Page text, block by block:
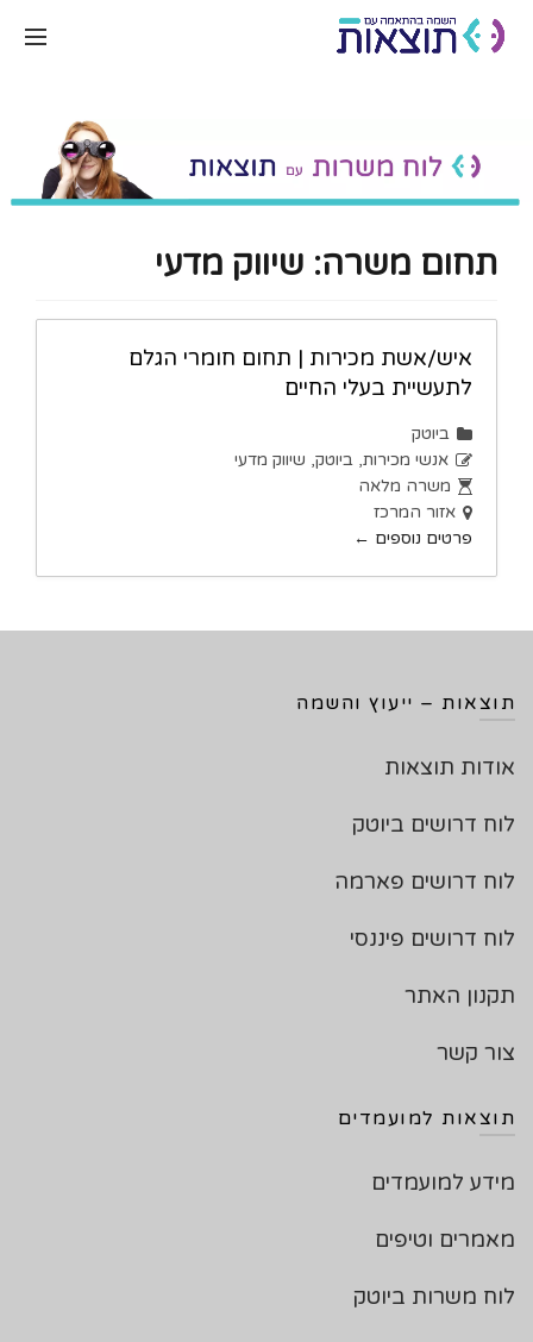
תחום משרה: שיווק מדעי
איש/אשת מכירות | תחום חומרי הגלם
לתעשיית בעלי החיים
ביוטק
אנשי מכירות ביוטק שיווק מדעי
משרה מלאה
אזור המרכז
פרטים נוספים
תוצאות – ייעוץ והשמה
אודות תוצאות
לוח דרושים ביוטק
לוח דרושים פארמה
לוח דרושים פיננסי
תקנון האתר
צור קשר
תוצאות למועמדים
מידע למועמדים
מאמרים וטיפים
לוח משרות ביוטק